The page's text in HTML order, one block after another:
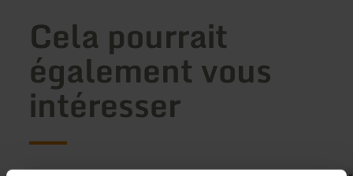
Cela pourrait
également vous
intéresser